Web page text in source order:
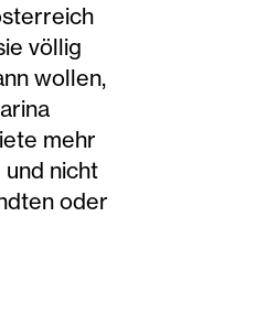
völlig
wollen,
mehr
nicht
oder